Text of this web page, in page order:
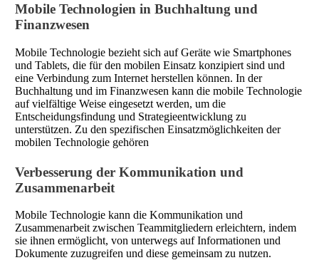
Mobile Technologien in Buchhaltung und
Finanzwesen
Mobile Technologie bezieht sich auf Geräte wie Smartphones
und Tablets, die für den mobilen Einsatz konzipiert sind und
eine Verbindung zum Internet herstellen können. In der
Buchhaltung und im Finanzwesen kann die mobile Technologie
auf vielfältige Weise eingesetzt werden, um die
Entscheidungsfindung und Strategieentwicklung zu
unterstützen. Zu den spezifischen Einsatzmöglichkeiten der
mobilen Technologie gehören
Verbesserung der Kommunikation und
Zusammenarbeit
Mobile Technologie kann die Kommunikation und
Zusammenarbeit zwischen Teammitgliedern erleichtern, indem
sie ihnen ermöglicht, von unterwegs auf Informationen und
Dokumente zuzugreifen und diese gemeinsam zu nutzen.